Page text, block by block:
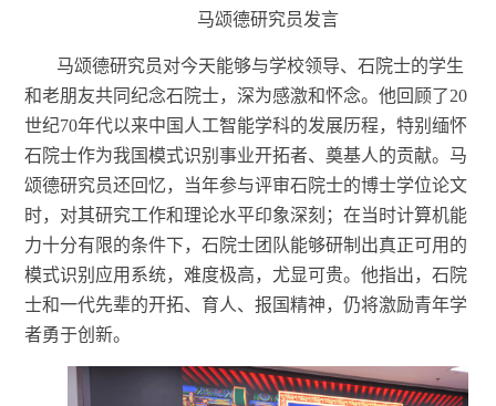
马颂德研究员发言
马颂德研究员对今天能够与学校领导、石院士的学生
和老朋友共同纪念石院士，深为感激和怀念。他回顾了20
世纪70年代以来中国人工智能学科的发展历程，特别缅怀
石院士作为我国模式识别事业开拓者、奠基人的贡献。马
颂德研究员还回忆，当年参与评审石院士的博士学位论文
时，对其研究工作和理论水平印象深刻；在当时计算机能
力十分有限的条件下，石院士团队能够研制出真正可用的
模式识别应用系统，难度极高，尤显可贵。他指出，石院
士和一代先辈的开拓、育人、报国精神，仍将激励青年学
者勇于创新。